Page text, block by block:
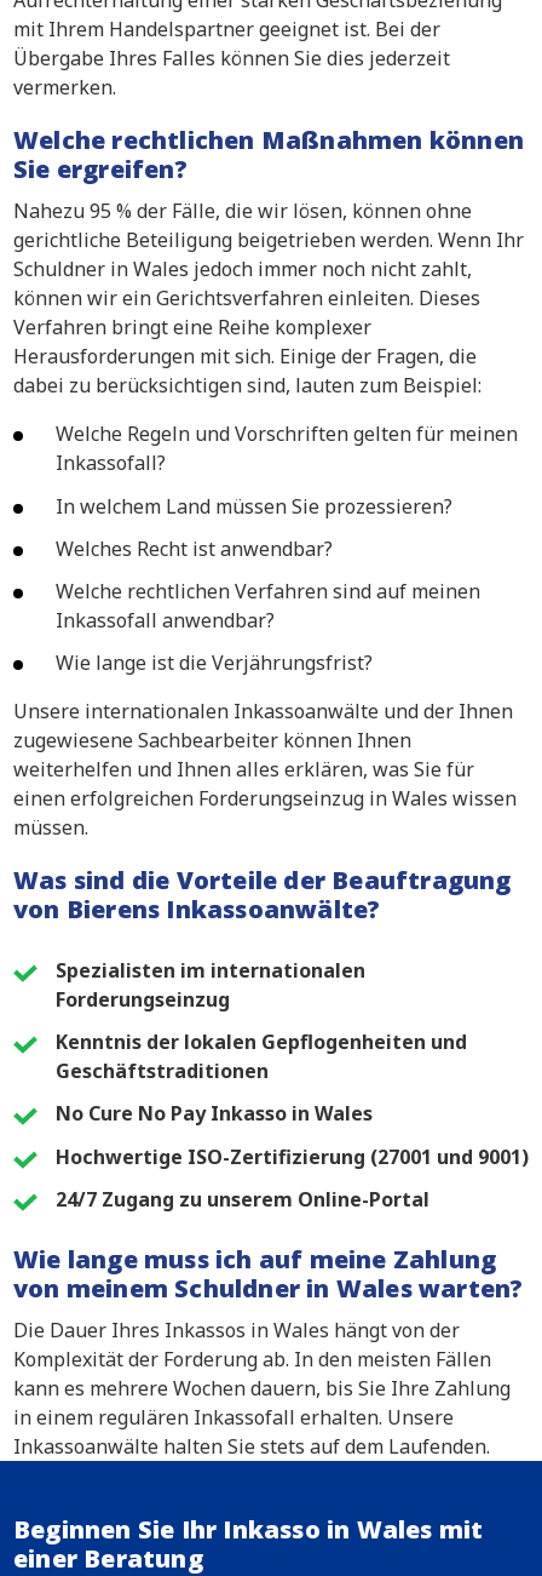
mit Ihrem Handelspartner geeignet ist. Bei der
Übergabe Ihres Falles können Sie dies jederzeit
vermerken.
Welche rechtlichen Maßnahmen können
Sie ergreifen?
Nahezu 95 % der Fälle, die wir lösen, können ohne
gerichtliche Beteiligung beigetrieben werden. Wenn Ihr
Schuldner in Wales jedoch immer noch nicht zahlt,
können wir ein Gerichtsverfahren einleiten. Dieses
Verfahren bringt eine Reihe komplexer
Herausforderungen mit sich. Einige der Fragen, die
dabei zu berücksichtigen sind, lauten zum Beispiel:
Welche Regeln und Vorschriften gelten für meinen
Inkassofall?
In welchem Land müssen Sie prozessieren?
Welches Recht ist anwendbar?
Welche rechtlichen Verfahren sind auf meinen
Inkassofall anwendbar?
Wie lange ist die Verjährungsfrist?
Unsere internationalen Inkassoanwälte und der Ihnen
zugewiesene Sachbearbeiter können Ihnen
weiterhelfen und Ihnen alles erklären, was Sie für
einen erfolgreichen Forderungseinzug in Wales wissen
müssen.
Was sind die Vorteile der Beauftragung
von Bierens Inkassoanwälte?
Spezialisten im internationalen
Forderungseinzug
Kenntnis der lokalen Gepflogenheiten und
Geschäftstraditionen
No Cure No Pay Inkasso in Wales
Hochwertige ISO-Zertifizierung (27001 und 9001)
24/7 Zugang zu unserem Online-Portal
Wie lange muss ich auf meine Zahlung
von meinem Schuldner in Wales warten?
Die Dauer Ihres Inkassos in Wales hängt von der
Komplexität der Forderung ab. In den meisten Fällen
kann es mehrere Wochen dauern, bis Sie Ihre Zahlung
in einem regulären Inkassofall erhalten. Unsere
Inkassoanwälte halten Sie stets auf dem Laufenden.
Beginnen Sie Ihr Inkasso in Wales mit
einer Beratung